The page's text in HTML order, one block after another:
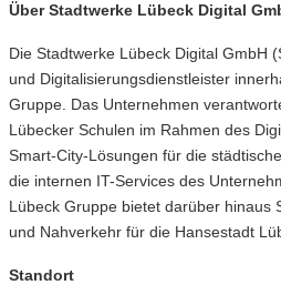
Über Stadtwerke Lübeck Digital
Die Stadtwerke Lübeck Digital GmbH
und Digitalisierungsdienstleister
Gruppe. Das Unternehmen
Lübecker Schulen im Rahmen des
Smart-City-Lösungen für die
die internen IT-Services des
Lübeck Gruppe bietet darüber hinaus
und Nahverkehr für die Hansestadt
Standort